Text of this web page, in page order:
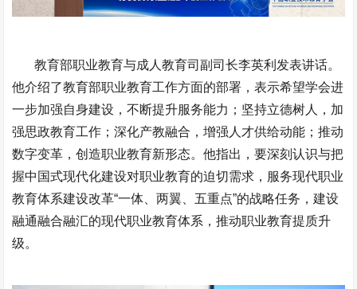
教育部职业教育与成人教育司副司长李英利发表讲话。
他介绍了教育部职业教育工作方面的部署，表示希望学会进
一步加强自身建设，不断提升服务能力；坚持立德树人，加
强思政教育工作；深化产教融合，增强人才供给动能；推动
数字变革，创造职业教育新形态。他指出，要深刻认识与把
握中国式现代化建设对职业教育的迫切需求，服务现代职业
教育体系建设改革“一体、两翼、五重点”的战略任务，建设
融通融合融汇的现代职业教育体系，推动职业教育提质升
级。